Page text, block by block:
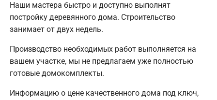
Наши мастера быстро и доступно выполнят
постройку деревянного дома. Строительство
занимает от двух недель.
Производство необходимых работ выполняется на
вашем участке, мы не предлагаем уже полностью
готовые домокомплекты.
Информацию о цене качественного дома под ключ,